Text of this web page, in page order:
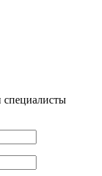
специалисты